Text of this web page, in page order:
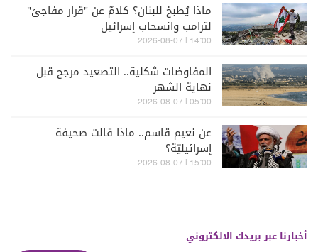
ماذا يُطبخ للبنان؟ كلامٌ عن "قرار مفاجئ"
لترامب وانسحاب إسرائيل
14:00 | 2026-08-07
المفاوضات شكلية.. التصعيد مرجح قبل
نهاية الشهر
05:00 | 2026-08-07
عن نعيم قاسم.. ماذا قالت صحيفة
إسرائيليّة؟
15:00 | 2026-08-07
أخبارنا عبر بريدك الالكتروني